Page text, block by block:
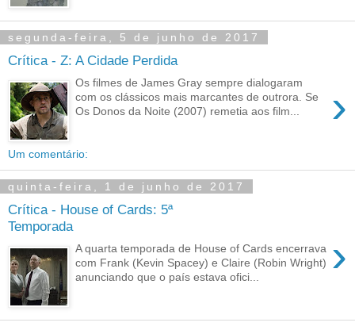
segunda-feira, 5 de junho de 2017
Crítica - Z: A Cidade Perdida
›
Os filmes de James Gray sempre dialogaram
com os clássicos mais marcantes de outrora. Se
Os Donos da Noite (2007) remetia aos film...
Um comentário:
quinta-feira, 1 de junho de 2017
Crítica - House of Cards: 5ª
Temporada
›
A quarta temporada de House of Cards encerrava
com Frank (Kevin Spacey) e Claire (Robin Wright)
anunciando que o país estava ofici...